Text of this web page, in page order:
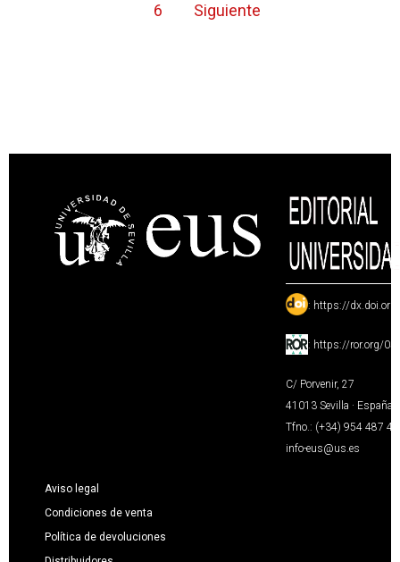
6
Siguiente
: https://
: https://ror.org/
C/ Porvenir, 27
41013 Sevilla · España
Tfno.: (+34) 954 487
info-eus@us.es
Aviso legal
Condiciones de venta
Política de devoluciones